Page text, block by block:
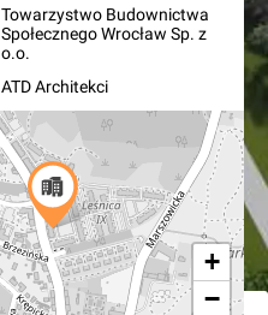
Towarzystwo Budownictwa
Społecznego Wrocław Sp. z
o.o.
ATD Architekci
+
−